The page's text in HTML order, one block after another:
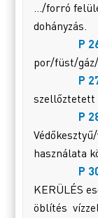
…/forró
dohányzás.
P
por/füst/
P
szellőztetett
P
használata
P 305 +
KERÜLÉS
öblítés